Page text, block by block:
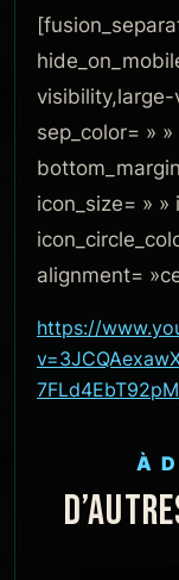
visibility,large-
sep_color= »
icon_size= » »
alignment=
https://
À